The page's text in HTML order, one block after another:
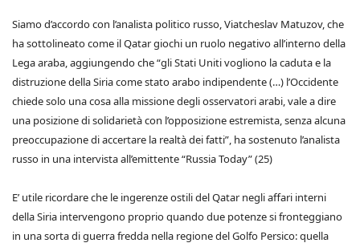
Siamo d’accordo con l’analista politico russo, Viatcheslav Matuzov, che
ha sottolineato come il Qatar giochi un ruolo negativo all’interno della
Lega araba, aggiungendo che “gli Stati Uniti vogliono la caduta e la
distruzione della Siria come stato arabo indipendente (…) l’Occidente
chiede solo una cosa alla missione degli osservatori arabi, vale a dire
una posizione di solidarietà con l’opposizione estremista, senza alcuna
preoccupazione di accertare la realtà dei fatti”, ha sostenuto l’analista
russo in una intervista all’emittente “Russia Today” (25)
E’ utile ricordare che le ingerenze ostili del Qatar negli affari interni
della Siria intervengono proprio quando due potenze si fronteggiano
in una sorta di guerra fredda nella regione del Golfo Persico: quella